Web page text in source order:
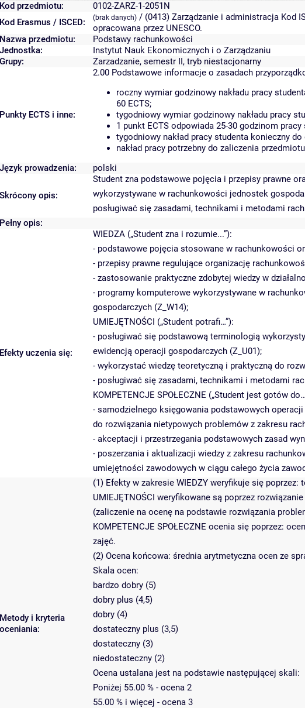
Kod przedmiotu:
0102-ZARZ-1-2051N
Kod Erasmus / ISCED:
(brak danych) / (0413) Zarządzanie i administracja Kod
opracowana przez UNESCO.
Nazwa przedmiotu:
Podstawy rachunkowości
Jednostka:
Instytut Nauk Ekonomicznych i o Zarządzaniu
Grupy:
Zarzadzanie, semestr II, tryb niestacjonarny
Punkty ECTS i inne:
2.00 Podstawowe informacje o zasadach
roczny wymiar godzinowy nakładu pracy
60 ECTS;
tygodniowy wymiar godzinowy nakładu pracy
1 punkt ECTS odpowiada 25-30 godzinom
tygodniowy nakład pracy studenta konieczny
nakład pracy potrzebny do zaliczenia
Język prowadzenia:
polski
Skrócony opis:
Student zna podstawowe pojęcia i przepisy prawne
wykorzystywane w rachunkowości jednostek
posługiwać się zasadami, technikami i metodami
Pełny opis:
Efekty uczenia się:
WIEDZA („Student zna i rozumie...”):
- podstawowe pojęcia stosowane w rachunkowości
- przepisy prawne regulujące organizację
- zastosowanie praktyczne zdobytej wiedzy w
- programy komputerowe wykorzystywane w
gospodarczych (Z_W14);
UMIEJĘTNOŚCI („Student potrafi…”):
- posługiwać się podstawową terminologią
ewidencją operacji gospodarczych (Z_U01);
- wykorzystać wiedzę teoretyczną i praktyczną do
- posługiwać się zasadami, technikami i metodami
KOMPETENCJE SPOŁECZNE („Student jest gotów
- samodzielnego księgowania podstawowych
do rozwiązania nietypowych problemów z zakresu
- akceptacji i przestrzegania podstawowych zasad
- poszerzania i aktualizacji wiedzy z zakresu
umiejętności zawodowych w ciągu całego życia
Metody i kryteria
oceniania:
(1) Efekty w zakresie WIEDZY weryfikuje się poprzez:
UMIEJĘTNOŚCI weryfikowane są poprzez
(zaliczenie na ocenę na podstawie rozwiązania
KOMPETENCJE SPOŁECZNE ocenia się poprzez:
zajęć.
(2) Ocena końcowa: średnia arytmetyczna ocen ze
Skala ocen:
bardzo dobry (5)
dobry plus (4,5)
dobry (4)
dostateczny plus (3,5)
dostateczny (3)
niedostateczny (2)
Ocena ustalana jest na podstawie następującej skali:
Poniżej 55.00 % - ocena 2
55.00 % i więcej - ocena 3